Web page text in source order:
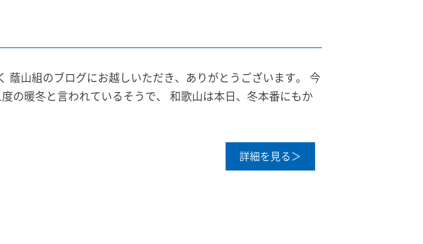
蔭山組のブログにお越しいただき、ありがとうございます。 今
の暖冬と言われているそうで、 和歌山は本日、冬本番にもか
詳細を見る＞